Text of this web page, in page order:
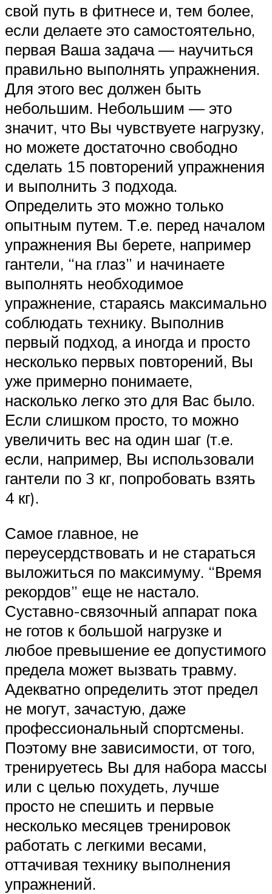
свой путь в фитнесе и, тем более,
если делаете это самостоятельно,
первая Ваша задача — научиться
правильно выполнять упражнения.
Для этого вес должен быть
небольшим. Небольшим — это
значит, что Вы чувствуете нагрузку,
но можете достаточно свободно
сделать 15 повторений упражнения
и выполнить 3 подхода.
Определить это можно только
опытным путем. Т.е. перед началом
упражнения Вы берете, например
гантели, “на глаз” и начинаете
выполнять необходимое
упражнение, стараясь максимально
соблюдать технику. Выполнив
первый подход, а иногда и просто
несколько первых повторений, Вы
уже примерно понимаете,
насколько легко это для Вас было.
Если слишком просто, то можно
увеличить вес на один шаг (т.е.
если, например, Вы использовали
гантели по 3 кг, попробовать взять
4 кг).
Самое главное, не
переусердствовать и не стараться
выложиться по максимуму. “Время
рекордов” еще не настало.
Суставно-связочный аппарат пока
не готов к большой нагрузке и
любое превышение ее допустимого
предела может вызвать травму.
Адекватно определить этот предел
не могут, зачастую, даже
профессиональный спортсмены.
Поэтому вне зависимости, от того,
тренируетесь Вы для набора массы
или с целью похудеть, лучше
просто не спешить и первые
несколько месяцев тренировок
работать с легкими весами,
оттачивая технику выполнения
упражнений.